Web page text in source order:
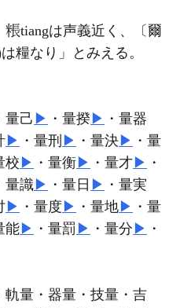
tiangは声義近く、〔爾
糧なり」とみえる。
量己 ▶ ・量揆 ▶ ・量器
▶ ・量刑 ▶ ・量決 ▶ ・量
校 ▶ ・量衡 ▶ ・量才 ▶ ・
量識 ▶ ・量日 ▶ ・量実
▶ ・量度 ▶ ・量地 ▶ ・量
能▶ ・量罰 ▶ ・量分 ▶ ・
量・器量・技量・吉